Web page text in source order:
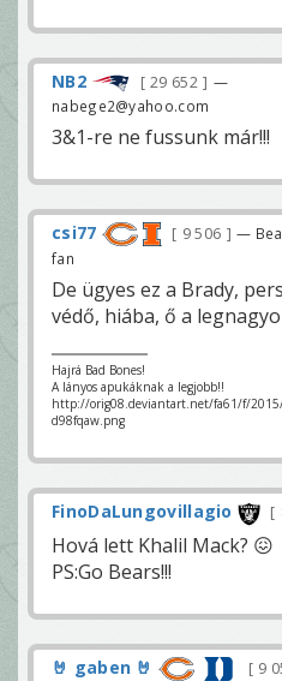
NB2 29 652
—
nabege2@yahoo.com
3&1-re ne fussunk már!!!
csi77 9 506
—
fan
De ügyes ez a Brady,
védő, hiába, ő a
Hajrá Bad Bones!
A lányos apukáknak a legjobb!!
http://orig08.deviantart.net/fa61/f/
d98fqaw.png
FinoDaLungovillagio
Hová lett Khalil Mack? 😖
PS:Go Bears!!!
🤘 gaben 🤘 9